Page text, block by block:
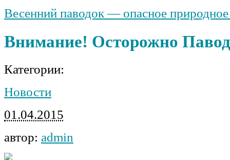
Весенний паводок — опасное природное
Внимание! Осторожно
Категории:
Новости
01.04.2015
автор: admin